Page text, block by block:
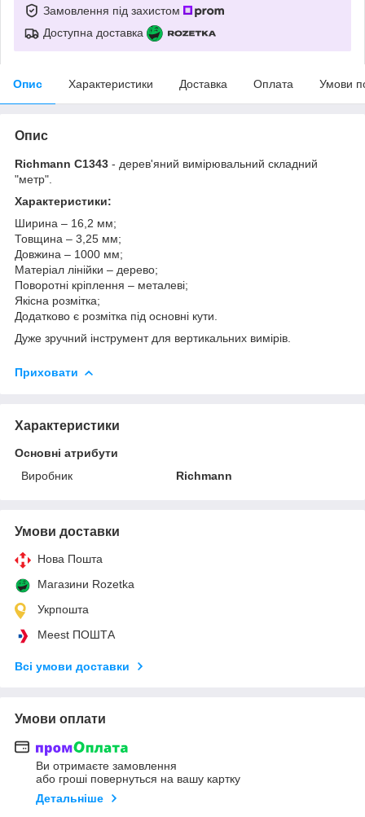
Замовлення під захистом
Доступна доставка
Опис Характеристики Доставка Оплата Умови
Опис
Richmann C1343 - дерев'яний вимірювальний складний
"метр".
Характеристики:
Ширина – 16,2 мм;
Товщина – 3,25 мм;
Довжина – 1000 мм;
Матеріал лінійки – дерево;
Поворотні кріплення – металеві;
Якісна розмітка;
Додатково є розмітка під основні кути.
Дуже зручний інструмент для вертикальних вимірів.
Приховати
Характеристики
Основні атрибути
Виробник
Richmann
Умови доставки
Нова Пошта
Магазини Rozetka
Укрпошта
Meest ПОШТА
Всі умови доставки
Умови оплати
Ви отримаєте замовлення
або гроші повернуться на вашу картку
Детальніше